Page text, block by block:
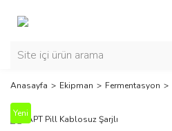
Anasayfa Ekipman Fermentasyon
Yeni